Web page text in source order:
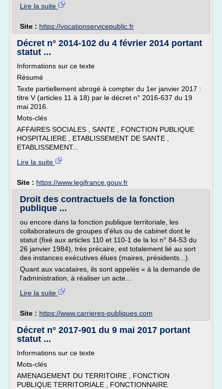
Lire la suite
Site : https://vocationservicepublic.fr
Décret n° 2014-102 du 4 février 2014 portant
statut ...
Informations sur ce texte
Résumé
Texte partiellement abrogé à compter du 1er janvier 2017 :
titre V (articles 11 à 18) par le décret n° 2016-637 du 19
mai 2016.
Mots-clés
AFFAIRES SOCIALES , SANTE , FONCTION PUBLIQUE
HOSPITALIERE , ETABLISSEMENT DE SANTE ,
ETABLISSEMENT...
Lire la suite
Site : https://www.legifrance.gouv.fr
Droit des contractuels de la fonction
publique ...
ou encore dans la fonction publique territoriale, les
collaborateurs de groupes d'élus ou de cabinet dont le
statut (fixé aux articles 110 et 110-1 de la loi n° 84-53 du
26 janvier 1984), très précaire, est totalement lié au sort
des instances exécutives élues (maires, présidents...).
Quant aux vacataires, ils sont appelés « à la demande de
l'administration, à réaliser un acte...
Lire la suite
Site : https://www.carrieres-publiques.com
Décret n° 2017-901 du 9 mai 2017 portant
statut ...
Informations sur ce texte
Mots-clés
AMENAGEMENT DU TERRITOIRE , FONCTION
PUBLIQUE TERRITORIALE , FONCTIONNAIRE